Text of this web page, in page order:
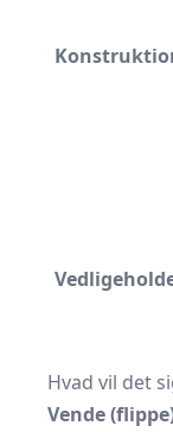
Hvad vil det
Vende